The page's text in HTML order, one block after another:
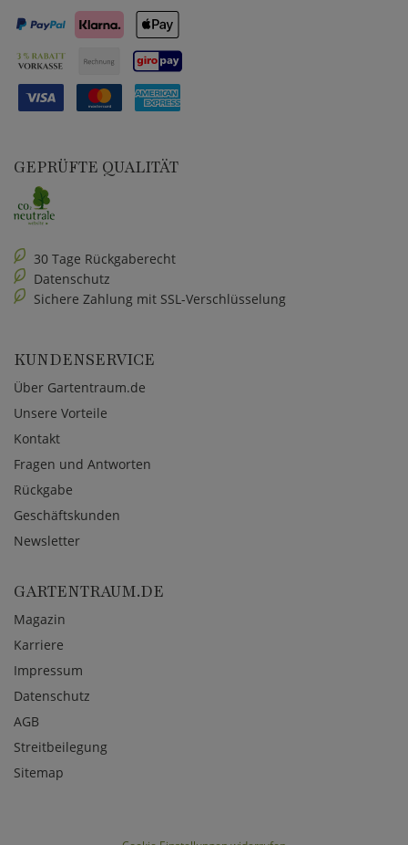
GEPRÜFTE QUALITÄT
30 Tage Rückgaberecht
Datenschutz
Sichere Zahlung mit SSL-Verschlüsselung
KUNDENSERVICE
Über Gartentraum.de
Unsere Vorteile
Kontakt
Fragen und Antworten
Rückgabe
Geschäftskunden
Newsletter
GARTENTRAUM.DE
Magazin
Karriere
Impressum
Datenschutz
AGB
Streitbeilegung
Sitemap